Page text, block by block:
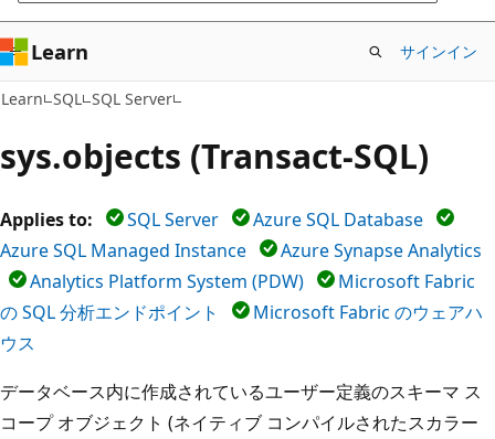
キ
ッ
プ
Learn サインイン
Learn SQL SQL Server
sys.objects (Transact-SQL)
Applies to: SQL Server
Azure SQL Database
Azure SQL Managed Instance
Azure Synapse Analytics
Analytics Platform System (PDW)
Microsoft Fabric
の SQL 分析エンドポイント
Microsoft Fabric のウェアハ
ウス
データベース内に作成されているユーザー定義のスキーマ ス
コープ オブジェクト (ネイティブ コンパイルされたスカラー